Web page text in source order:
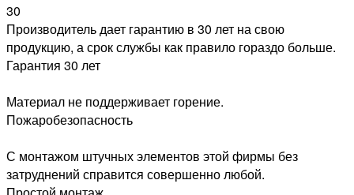
30
Производитель дает гарантию в 30 лет на свою
продукцию, а срок службы как правило гораздо больше.
Гарантия 30 лет
Материал не поддерживает горение.
Пожаробезопасность
С монтажом штучных элементов этой фирмы без
затруднений справится совершенно любой.